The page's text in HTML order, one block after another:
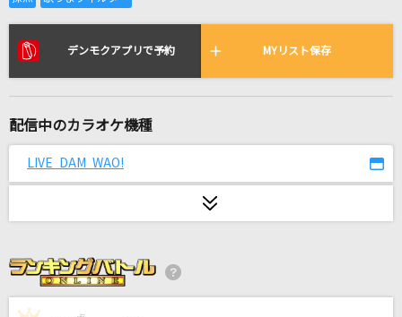
リアルタイムで歌われている曲の一覧
心絵
ロキ
[生音]TAXI～4th LIVE TOUR ver.～
東方神起
デンモクアプリで予約 MYリスト保存
配信中のカラオケ機種
LIVE DAM WAO!